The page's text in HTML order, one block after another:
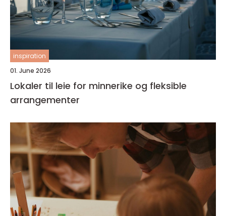
inspiration
01. June 2026
Lokaler til leie for minnerike og fleksible
arrangementer